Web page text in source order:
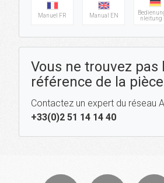
Manuel FR Manual EN
nleitung
Vous ne trouvez pas
référence de la
Contactez un expert du réseau
+33(0)2 51 14 14 40